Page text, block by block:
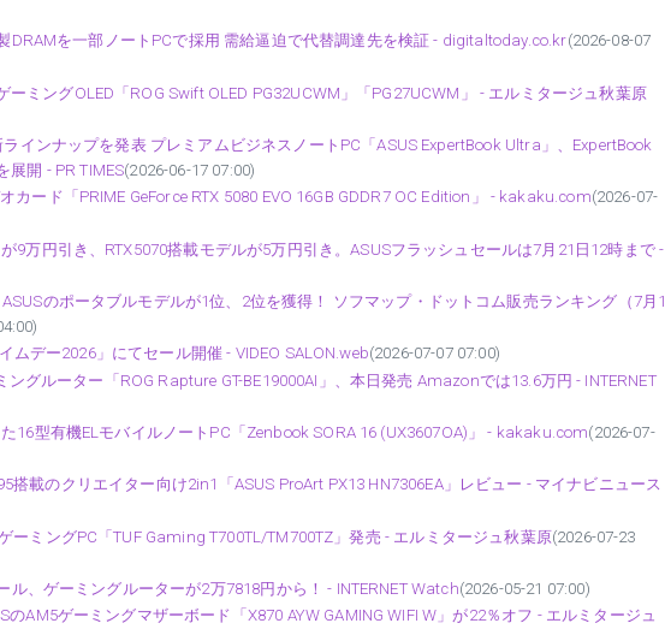
DRAMを一部ノートPCで採用 需給逼迫で代替調達先を検証 - digitaltoday.co.kr(2026-08-07
ーミングOLED「ROG Swift OLED PG32UCWM」「PG27UCWM」 - エルミタージュ秋葉原
インナップを発表 プレミアムビジネスノートPC「ASUS ExpertBook Ultra」、ExpertBook
開 - PR TIMES(2026-06-17 07:00)
カード「PRIME GeForce RTX 5080 EVO 16GB GDDR7 OC Edition」 - kakaku.com(2026-07-
9万円引き、RTX5070搭載モデルが5万円引き。ASUSフラッシュセールは7月21日12時まで -
のポータブルモデルが1位、2位を獲得！ ソフマップ・ドットコム販売ランキング（7月1
ムデー2026」にてセール開催 - VIDEO SALON.web(2026-07-07 07:00)
ングルーター「ROG Rapture GT-BE19000AI」、本日発売 Amazonでは13.6万円 - INTERNET
16型有機ELモバイルノートPC「Zenbook SORA 16 (UX3607OA)」 - kakaku.com(2026-07-
搭載のクリエイター向け2in1「ASUS ProArt PX13 HN7306EA」レビュー - マイナビニュース
ーミングPC「TUF Gaming T700TL/TM700TZ」発売 - エルミタージュ秋葉原(2026-07-23
ル、ゲーミングルーターが2万7818円から！ - INTERNET Watch(2026-05-21 07:00)
のAM5ゲーミングマザーボード「X870 AYW GAMING WIFI W」が22％オフ - エルミタージュ